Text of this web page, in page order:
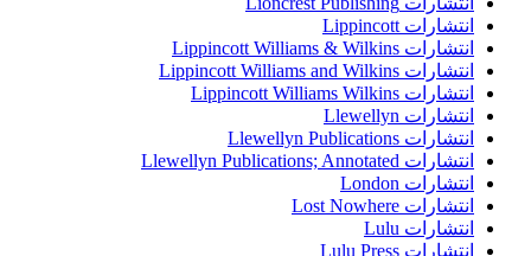
انتشارات Lippincott
انتشارات Lippincott Williams & Wilkins
انتشارات Lippincott Williams and Wilkins
انتشارات Lippincott Williams Wilkins
انتشارات Llewellyn
انتشارات Llewellyn Publications
انتشارات Llewellyn Publications; Annotated
انتشارات London
انتشارات Lost Nowhere
انتشارات Lulu
انتشارات Lulu Press